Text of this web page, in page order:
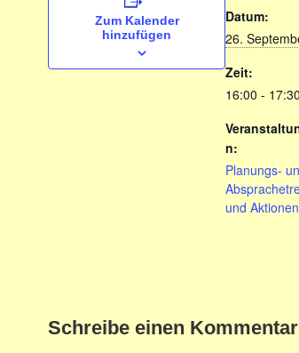
Zum Kalender
hinzufügen
Datum:
26.
Zeit:
16:00 - 17:30
n:
Planungs-
und Aktionen
Schreibe einen Kommentar